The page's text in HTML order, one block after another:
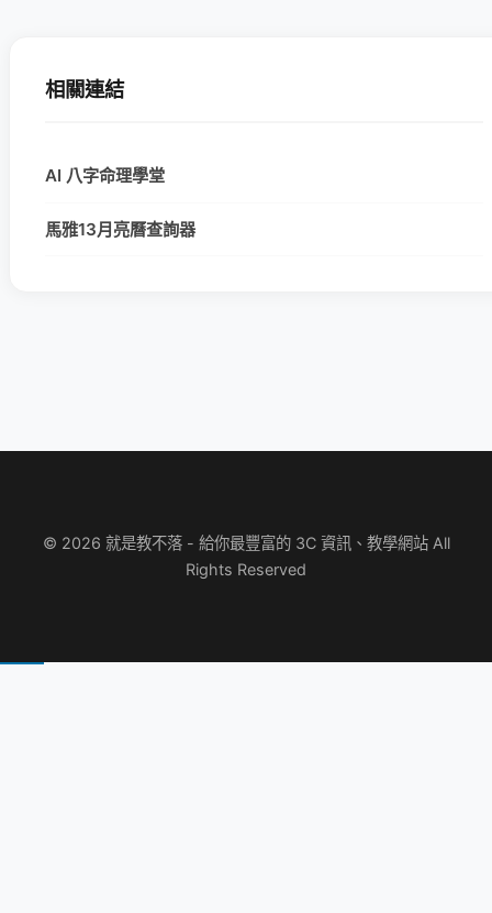
相關連結
AI 八字命理學堂
馬雅13月亮曆查詢器
© 2026 就是教不落 - 給你最豐富的 3C 資訊、教學網站 All
Rights Reserved